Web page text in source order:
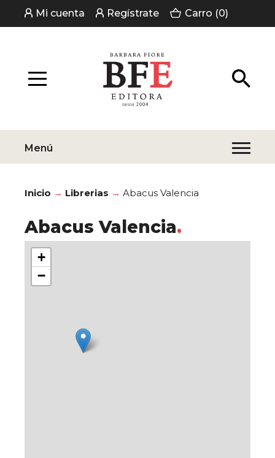
Mi cuenta Regístrate Carro (0)
Menú
Inicio Librerias Abacus Valencia
Abacus Valencia
+
−